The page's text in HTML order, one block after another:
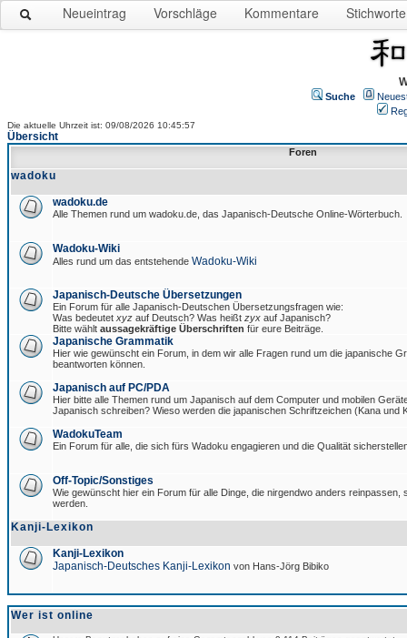
Neueintrag Vorschläge Kommentare Stichworte
Suche
Die aktuelle Uhrzeit ist: 09/08/2026 10:45:57
Übersicht
Foren
wadoku
wadoku.de
Alle Themen rund um wadoku.de, das Japanisch-Deutsche Online-Wörterbuch.
Wadoku-Wiki
Alles rund um das entstehende Wadoku-Wiki
Japanisch-Deutsche Übersetzungen
Ein Forum für alle Japanisch-Deutschen Übersetzungsfragen wie:
Was bedeutet xyz auf Deutsch? Was heißt zyx auf Japanisch?
Bitte wählt aussagekräftige Überschriften für eure Beiträge.
Japanische Grammatik
Hier wie gewünscht ein Forum, in dem wir alle Fragen rund um die japanische
beantworten können.
Japanisch auf PC/PDA
Hier bitte alle Themen rund um Japanisch auf dem Computer und mobilen
Japanisch schreiben? Wieso werden die japanischen Schriftzeichen (Kana und
WadokuTeam
Ein Forum für alle, die sich fürs Wadoku engagieren und die Qualität
Off-Topic/Sonstiges
Wie gewünscht hier ein Forum für alle Dinge, die nirgendwo anders reinpassen,
werden.
Kanji-Lexikon
Kanji-Lexikon
Japanisch-Deutsches Kanji-Lexikon von Hans-Jörg Bibiko
Wer ist online